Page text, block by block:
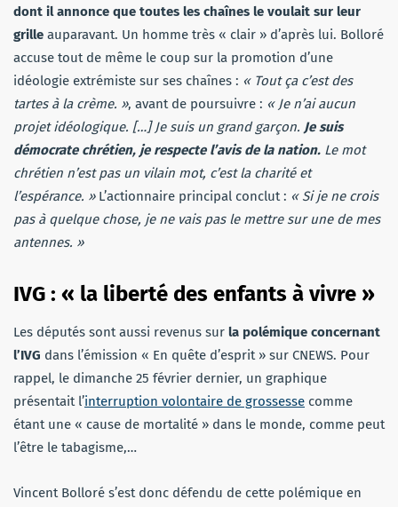
dont il annonce que toutes les chaînes le voulait sur leur
grille auparavant. Un homme très « clair » d’après lui. Bolloré
accuse tout de même le coup sur la promotion d’une
idéologie extrémiste sur ses chaînes : « Tout ça c’est des
tartes à la crème. », avant de poursuivre : « Je n’ai aucun
projet idéologique. […] Je suis un grand garçon. Je suis
démocrate chrétien, je respecte l’avis de la nation. Le mot
chrétien n’est pas un vilain mot, c’est la charité et
l’espérance. »L’actionnaire principal conclut : « Si je ne crois
pas à quelque chose, je ne vais pas le mettre sur une de mes
antennes. »
IVG : « la liberté des enfants à vivre »
Les députés sont aussi revenus sur la polémique concernant
l’IVG dans l’émission « En quête d’esprit » sur CNEWS. Pour
rappel, le dimanche 25 février dernier, un graphique
présentait l’interruption volontaire de grossesse comme
étant une « cause de mortalité » dans le monde, comme peut
l’être le tabagisme,…
Vincent Bolloré s’est donc défendu de cette polémique en